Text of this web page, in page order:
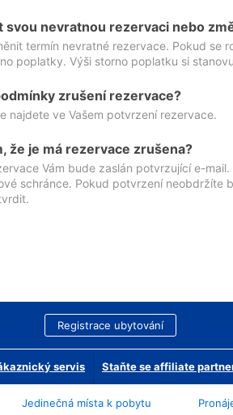
svou nevratnou rezervaci nebo
termín nevratné rezervace. Pokud se
poplatky. Výši storno poplatku si
zrušení rezervace?
najdete ve Vašem potvrzení rezervace.
že je má rezervace zrušena?
Vám bude zaslán potvrzující e-
schránce. Pokud potvrzení neobdržíte
Registrace ubytování
servis Staňte se affiliate
Jedinečná místa k pobytu